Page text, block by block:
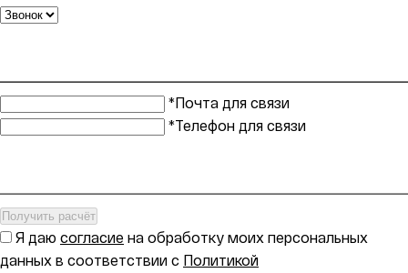
*Почта для связи
*Телефон для связи
Получить расчёт
Я даю согласие на обработку моих персональных
данных в соответствии с Политикой